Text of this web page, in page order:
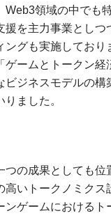
Web3領域の中でも
援を主力事業としつ
ングも実施しており
ゲームとトークン経
ビジネスモデルの構
ました。
つの成果としても位
高いトークノミクス
ンゲームにおけるト